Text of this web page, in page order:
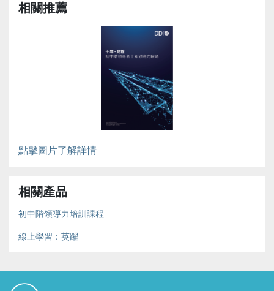
相關推薦
點擊圖片了解詳情
相關產品
初中階領導力培訓課程
線上學習：英躍